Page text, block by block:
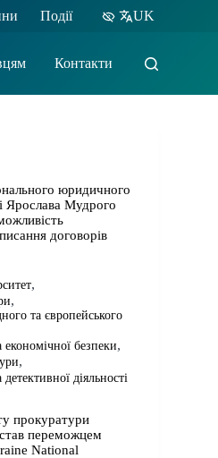
Події
UK
Контакти
юридичного
Ярослава Мудрого⁠
договорів
,
,
та європейського
економічної безпеки,
,
детективної діяльності
прокуратури
переможцем
National